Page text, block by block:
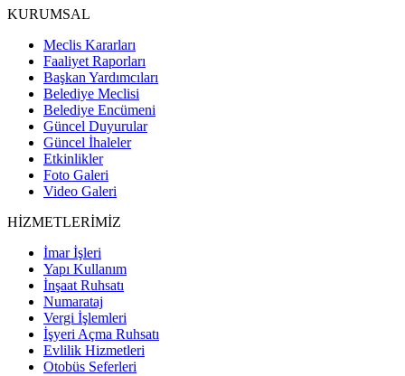
KURUMSAL
Meclis Kararları
Faaliyet Raporları
Başkan Yardımcıları
Belediye Meclisi
Belediye Encümeni
Güncel Duyurular
Güncel İhaleler
Etkinlikler
Foto Galeri
Video Galeri
HİZMETLERİMİZ
İmar İşleri
Yapı Kullanım
İnşaat Ruhsatı
Numarataj
Vergi İşlemleri
İşyeri Açma Ruhsatı
Evlilik Hizmetleri
Otobüs Seferleri